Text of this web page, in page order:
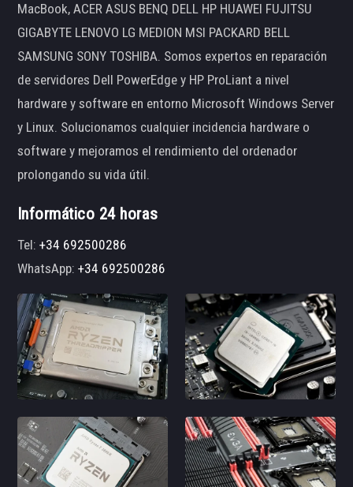
MacBook, ACER ASUS BENQ DELL HP HUAWEI FUJITSU
GIGABYTE LENOVO LG MEDION MSI PACKARD BELL
SAMSUNG SONY TOSHIBA. Somos expertos en reparación
de servidores Dell PowerEdge y HP ProLiant a nivel
hardware y software en entorno Microsoft Windows Server
y Linux. Solucionamos cualquier incidencia hardware o
software y mejoramos el rendimiento del ordenador
prolongando su vida útil.
Informático 24 horas
Tel:+34 692500286
WhatsApp:+34 692500286